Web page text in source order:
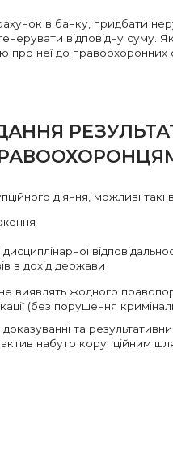
в банку, придбати
відповідну суму.
про неї до правоохоронних
діяння, можливі такі
в дохід держави
не виявлять жодного
(без порушення
та
набуто корупційним